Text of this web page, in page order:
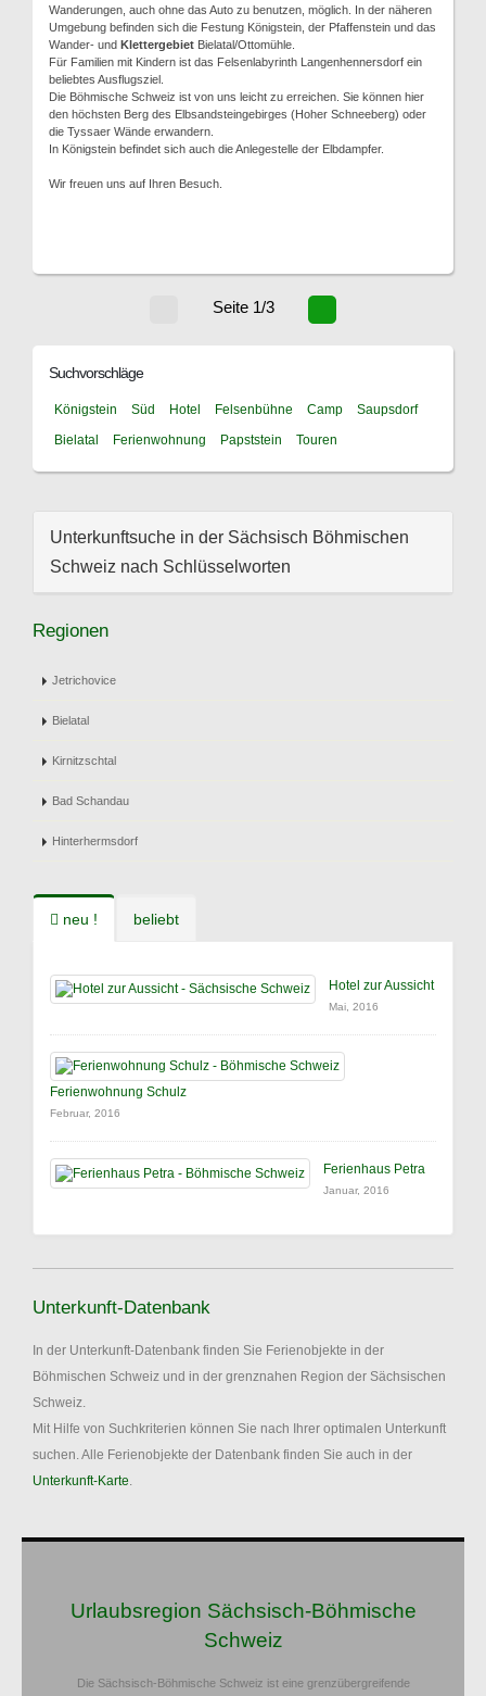
Wanderungen, auch ohne das Auto zu benutzen, möglich. In der näheren
Umgebung befinden sich die Festung Königstein, der Pfaffenstein und das
Wander- und Klettergebiet Bielatal/Ottomühle.
Für Familien mit Kindern ist das Felsenlabyrinth Langenhennersdorf ein
beliebtes Ausflugsziel.
Die Böhmische Schweiz ist von uns leicht zu erreichen. Sie können hier
den höchsten Berg des Elbsandsteingebirges (Hoher Schneeberg) oder
die Tyssaer Wände erwandern.
In Königstein befindet sich auch die Anlegestelle der Elbdampfer.
Wir freuen uns auf Ihren Besuch.
Seite 1/3
Suchvorschläge
Königstein Süd Hotel Felsenbühne Camp
Saupsdorf
Bielatal
Ferienwohnung Papststein Touren
Unterkunftsuche in der Sächsisch Böhmischen
Schweiz nach Schlüsselworten
Regionen
Jetrichovice
Bielatal
Kirnitzschtal
Bad Schandau
Hinterhermsdorf
neu ! beliebt
Hotel zur Aussicht
Mai, 2016
Ferienwohnung Schulz
Februar, 2016
Ferienhaus Petra
Januar, 2016
Unterkunft-Datenbank
In der Unterkunft-Datenbank finden Sie Ferienobjekte in der
Böhmischen Schweiz und in der grenznahen Region der Sächsischen
Schweiz.
Mit Hilfe von Suchkriterien können Sie nach Ihrer optimalen Unterkunft
suchen. Alle Ferienobjekte der Datenbank finden Sie auch in der
Unterkunft-Karte.
Urlaubsregion Sächsisch-Böhmische
Schweiz
Die Sächsisch-Böhmische Schweiz ist eine grenzübergreifende